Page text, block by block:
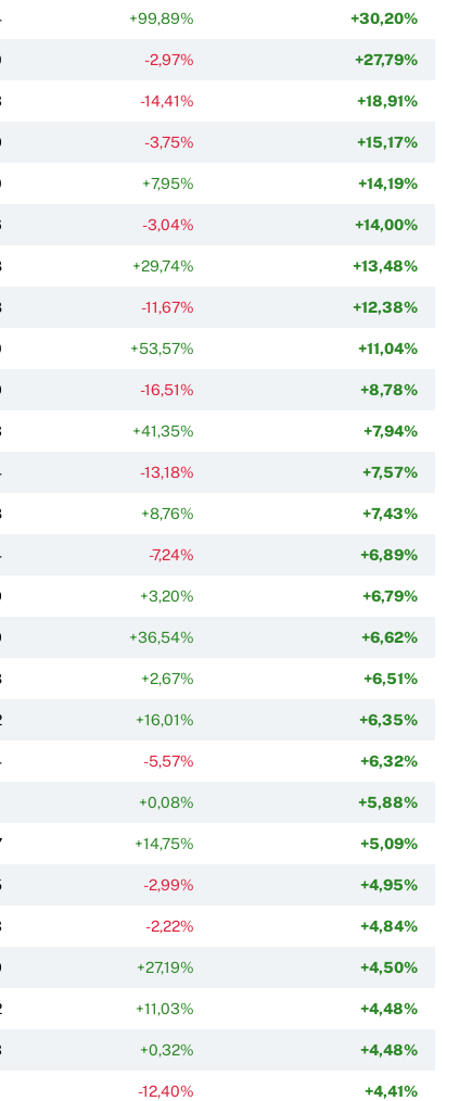
+99,89% +30,20%
-2,97% +27,79%
-14,41% +18,91%
-3,75% +15,17%
+7,95% +14,19%
-3,04% +14,00%
+29,74% +13,48%
-11,67% +12,38%
+53,57% +11,04%
-16,51% +8,78%
+41,35% +7,94%
-13,18% +7,57%
+8,76% +7,43%
-7,24% +6,89%
+3,20% +6,79%
+36,54% +6,62%
+2,67% +6,51%
+16,01% +6,35%
-5,57% +6,32%
+0,08% +5,88%
+14,75% +5,09%
-2,99% +4,95%
-2,22% +4,84%
+27,19% +4,50%
+11,03% +4,48%
+0,32% +4,48%
-12,40% +4,41%